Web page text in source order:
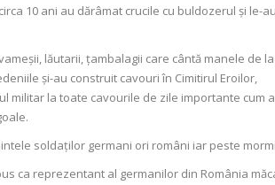
10 ani au dărâmat crucile cu buldozerul și le-
lăutarii, țambalagii care cântă manele de
și-au construit cavouri în Cimitirul Eroilor,
militar la toate cavourile de zile importante cum
soldaților germani ori români iar peste
ca reprezentant al germanilor din România